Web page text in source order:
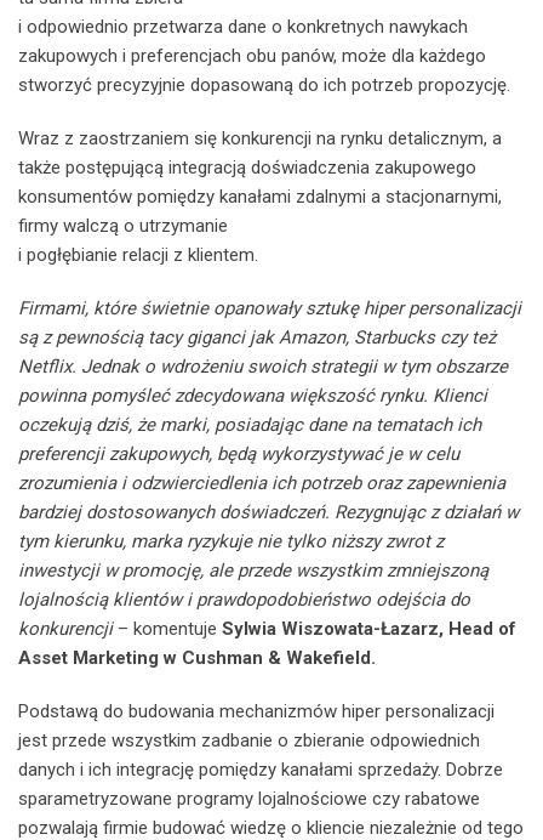
i odpowiednio przetwarza dane o konkretnych nawykach
zakupowych i preferencjach obu panów, może dla każdego
stworzyć precyzyjnie dopasowaną do ich potrzeb propozycję.
Wraz z zaostrzaniem się konkurencji na rynku detalicznym, a
także postępującą integracją doświadczenia zakupowego
konsumentów pomiędzy kanałami zdalnymi a stacjonarnymi,
firmy walczą o utrzymanie
i pogłębianie relacji z klientem.
Firmami, które świetnie opanowały sztukę hiper personalizacji
są z pewnością tacy giganci jak Amazon, Starbucks czy też
Netflix. Jednak o wdrożeniu swoich strategii w tym obszarze
powinna pomyśleć zdecydowana większość rynku. Klienci
oczekują dziś, że marki, posiadając dane na tematach ich
preferencji zakupowych, będą wykorzystywać je w celu
zrozumienia i odzwierciedlenia ich potrzeb oraz zapewnienia
bardziej dostosowanych doświadczeń. Rezygnując z działań w
tym kierunku, marka ryzykuje nie tylko niższy zwrot z
inwestycji w promocję, ale przede wszystkim zmniejszoną
lojalnością klientów i prawdopodobieństwo odejścia do
konkurencji– komentuje Sylwia Wiszowata-Łazarz, Head of
Asset Marketing w Cushman & Wakefield.
Podstawą do budowania mechanizmów hiper personalizacji
jest przede wszystkim zadbanie o zbieranie odpowiednich
danych i ich integrację pomiędzy kanałami sprzedaży. Dobrze
sparametryzowane programy lojalnościowe czy rabatowe
pozwalają firmie budować wiedzę o kliencie niezależnie od tego